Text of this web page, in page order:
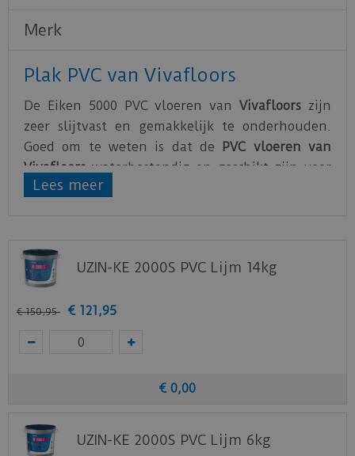
Merk
Plak PVC van Vivafloors
De Eiken 5000 PVC vloeren vanVivafloors zijn
zeer slijtvast en gemakkelijk te onderhouden.
Goed om te weten is dat de PVC vloeren van
Vivafloors waterbestendig en geschikt zijn voor
vloerverwarming.
jaar garantie op hun PVC vloeren.
Bekijk
de technische specificaties van de
Lees meer
UZIN-KE 2000S PVC Lijm 14kg
€ 150,95 € 121,95
€ 0,00
UZIN-KE 2000S PVC Lijm 6kg